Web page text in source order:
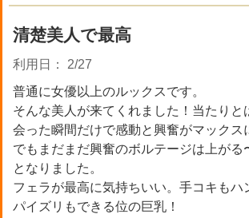
清楚美人で最高
利用日： 2/27
普通に女優以上のルックスです。
そんな美人が来てくれました！当たりと
会った瞬間だけで感動と興奮がマックス
でもまだまだ興奮のボルテージは上がる
となりました。
フェラが最高に気持ちいい。手コキもハ
パイズリもできる位の巨乳！